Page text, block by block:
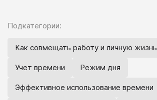
Подкатегории:
Как совмещать работу и личную жизнь
Учет времени Режим дня
Эффективное использование времени